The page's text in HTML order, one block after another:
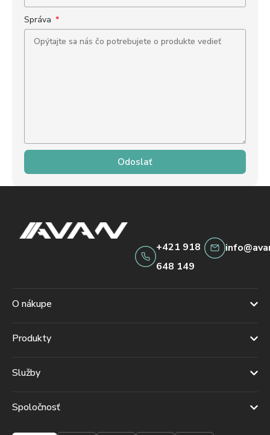
Správa
Odoslať
+421 918
648 149
O nákupe
Produkty
Služby
Spoločnosť